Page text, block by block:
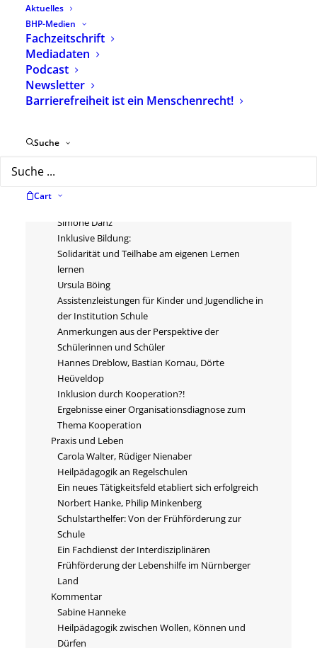
Aktuelles
BHP-Medien
Fachzeitschrift
Mediadaten
Podcast
Newsletter
Barrierefreiheit ist ein Menschenrecht!
Suche
Cart
Beschreibung
Themenheft: „Schule“
Monika Schumann
Schule
Simone Danz
Inklusive Bildung:
Solidarität und Teilhabe am eigenen Lernen
lernen
Ursula Böing
Assistenzleistungen für Kinder und Jugendliche in
der Institution Schule
Anmerkungen aus der Perspektive der
Schülerinnen und Schüler
Hannes Dreblow, Bastian Kornau, Dörte
Heüveldop
Inklusion durch Kooperation?!
Ergebnisse einer Organisationsdiagnose zum
Thema Kooperation
Praxis und Leben
Carola Walter, Rüdiger Nienaber
Heilpädagogik an Regelschulen
Ein neues Tätigkeitsfeld etabliert sich erfolgreich
Norbert Hanke, Philip Minkenberg
Schulstarthelfer: Von der Frühförderung zur
Schule
Ein Fachdienst der Interdisziplinären
Frühförderung der Lebenshilfe im Nürnberger
Land
Kommentar
Sabine Hanneke
Heilpädagogik zwischen Wollen, Können und
Dürfen